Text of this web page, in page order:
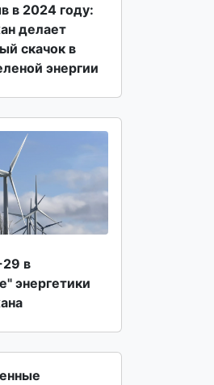
в 2024 году:
делает
скачок в
энергии
в
энергетики